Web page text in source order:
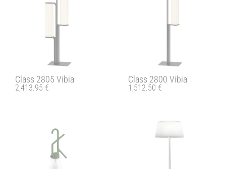
Class 2805 Vibia
2,413.95 €
Class 2800 Vibia
1,512.50 €